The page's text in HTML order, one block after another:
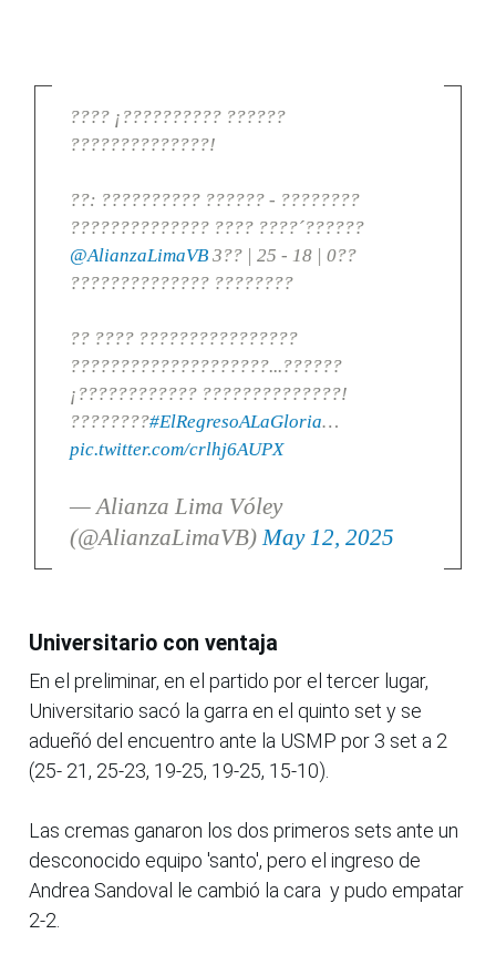
???? ¡?????????? ??????
??????????????!
??: ?????????? ?????? - ????????
?????????????? ???? ????´??????
@AlianzaLimaVB3?? | 25 - 18 | 0??
?????????????? ????????
?? ???? ????????????????
????????????????????...??????
¡???????????? ??????????????!
????????#ElRegresoALaGloria…
pic.twitter.com/crlhj6AUPX
— Alianza Lima Vóley
(@AlianzaLimaVB) May 12, 2025
Universitario con ventaja
En el preliminar, en el partido por el tercer lugar,
Universitario sacó la garra en el quinto set y se
adueñó del encuentro ante la USMP por 3 set a 2
(25- 21, 25-23, 19-25, 19-25, 15-10).
Las cremas ganaron los dos primeros sets ante un
desconocido equipo 'santo', pero el ingreso de
Andrea Sandoval le cambió la cara y pudo empatar
2-2.